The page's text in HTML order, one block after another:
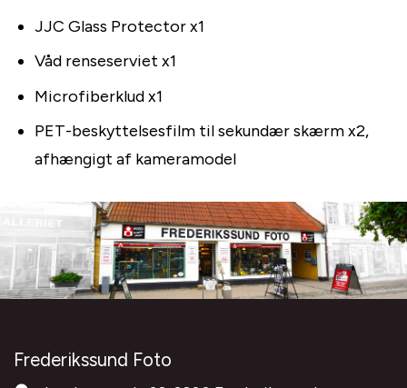
JJC Glass Protector x1
Våd renseserviet x1
Microfiberklud x1
PET-beskyttelsesfilm til sekundær skærm x2,
afhængigt af kameramodel
Frederikssund Foto